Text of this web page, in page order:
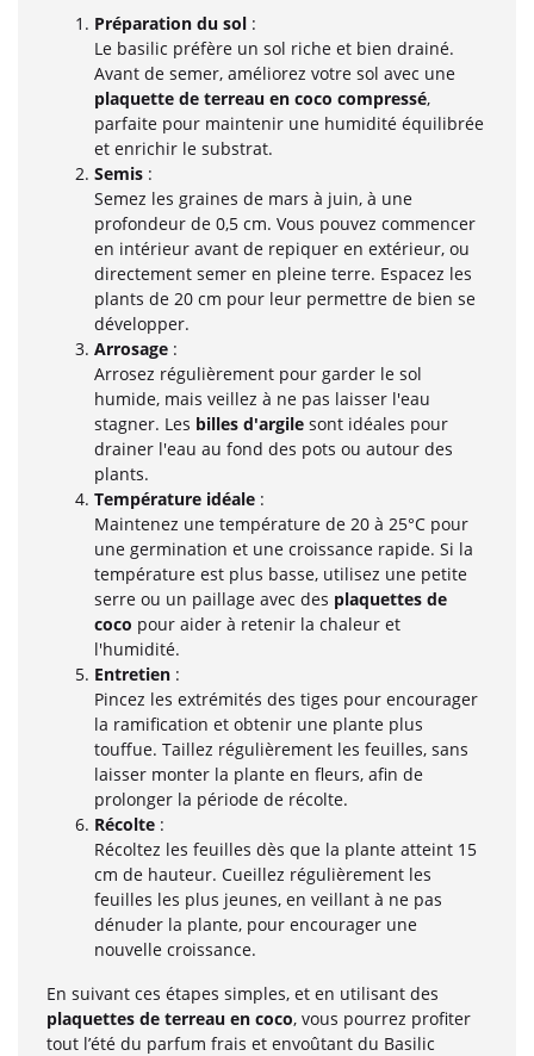
Préparation du sol :
Le basilic préfère un sol riche et bien drainé.
Avant de semer, améliorez votre sol avec une
plaquette de terreau en coco compressé,
parfaite pour maintenir une humidité équilibrée
et enrichir le substrat.
Semis :
Semez les graines de mars à juin, à une
profondeur de 0,5 cm. Vous pouvez commencer
en intérieur avant de repiquer en extérieur, ou
directement semer en pleine terre. Espacez les
plants de 20 cm pour leur permettre de bien se
développer.
Arrosage :
Arrosez régulièrement pour garder le sol
humide, mais veillez à ne pas laisser l'eau
stagner. Les billes d'argile sont idéales pour
drainer l'eau au fond des pots ou autour des
plants.
Température idéale :
Maintenez une température de 20 à 25°C pour
une germination et une croissance rapide. Si la
température est plus basse, utilisez une petite
serre ou un paillage avec des plaquettes de
coco pour aider à retenir la chaleur et
l'humidité.
Entretien :
Pincez les extrémités des tiges pour encourager
la ramification et obtenir une plante plus
touffue. Taillez régulièrement les feuilles, sans
laisser monter la plante en fleurs, afin de
prolonger la période de récolte.
Récolte :
Récoltez les feuilles dès que la plante atteint 15
cm de hauteur. Cueillez régulièrement les
feuilles les plus jeunes, en veillant à ne pas
dénuder la plante, pour encourager une
nouvelle croissance.
En suivant ces étapes simples, et en utilisant des
plaquettes de terreau en coco, vous pourrez profiter
tout l’été du parfum frais et envoûtant du Basilic